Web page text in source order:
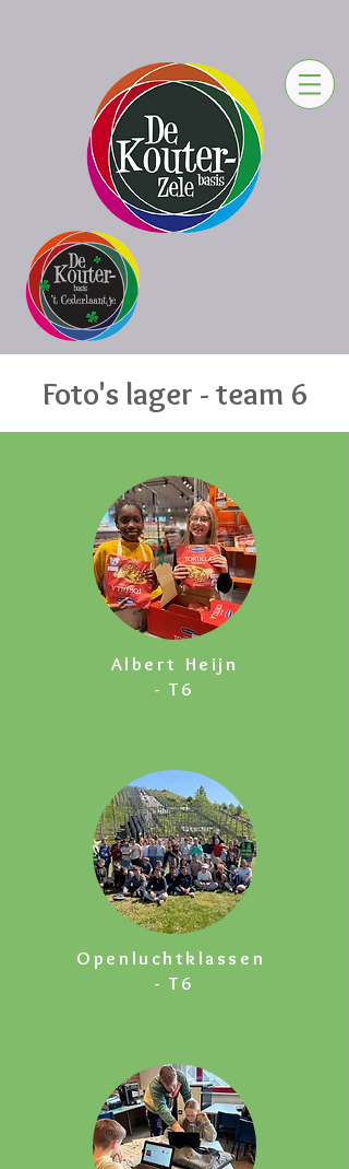
Foto's lager - team 6
Albert Heijn
- T6
Openluchtklassen
- T6